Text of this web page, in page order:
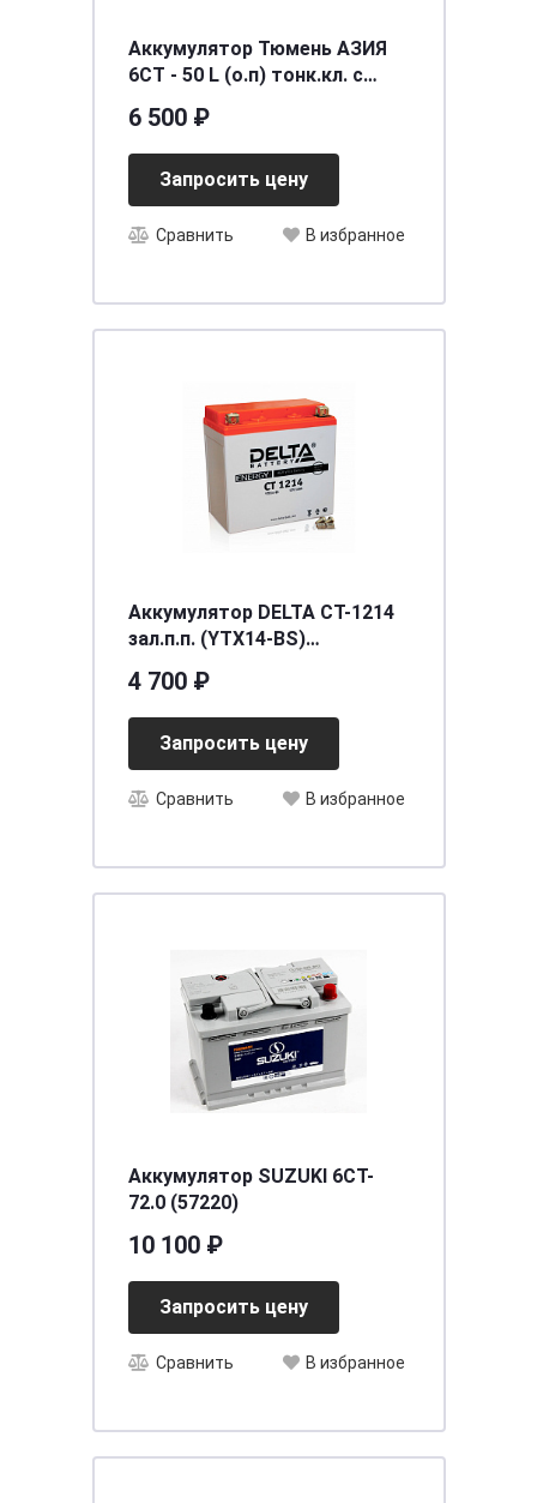
Аккумулятор Тюмень АЗИЯ
6СТ - 50 L (о.п) тонк.кл. с
[д236ш128в223/410]
6 500 ₽
Запросить цену
Сравнить В избранное
Аккумулятор DELTA СТ-1214
зал.п.п. (YTX14-BS)
4 700 ₽
Запросить цену
Сравнить В избранное
Аккумулятор SUZUKI 6CT-
72.0 (57220)
10 100 ₽
Запросить цену
Сравнить В избранное